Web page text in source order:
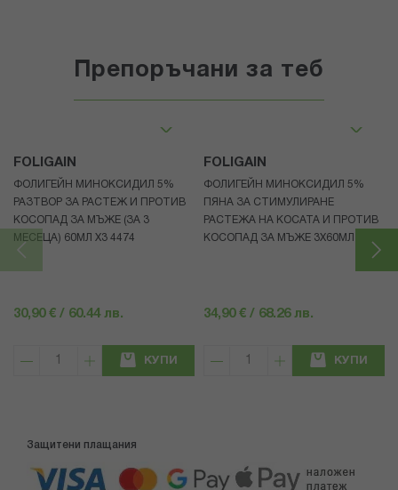
Препоръчани за теб
FOLIGAIN
ФОЛИГЕЙН МИНОКСИДИЛ 5%
РАЗТВОР ЗА РАСТЕЖ И ПРОТИВ
КОСОПАД ЗА МЪЖЕ (ЗА 3
МЕСЕЦА) 60МЛ X3 4474
30,90 € / 60.44 лв.
КУПИ
FOLIGAIN
ФОЛИГЕЙН МИНОКСИДИЛ 5%
ПЯНА ЗА СТИМУЛИРАНЕ
РАСТЕЖА НА КОСАТА И ПРОТИВ
КОСОПАД ЗА МЪЖЕ 3X60МЛ 4472
34,90 € / 68.26 лв.
КУПИ
Защитени плащания